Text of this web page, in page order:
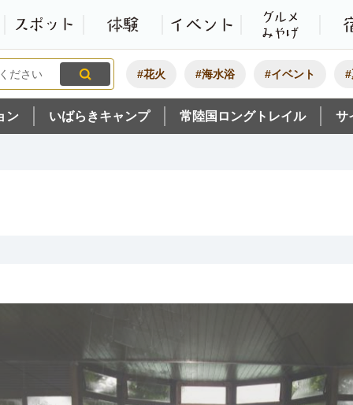
観光いばらき公式ホームペ
特集・オススメ
モデルコーススポット 体験
#花火 #海水浴 #イベント
ン いばらきキャンプ 常陸国ロングトレイル サ